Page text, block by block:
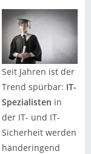
Seit Jahren ist der
Trend spürbar: IT-
Spezialisten in
der IT- und IT-
Sicherheit werden
händeringend